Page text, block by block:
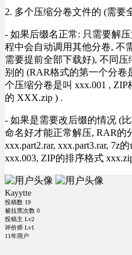
2. 多个压缩分卷文件的 (需要
- 如果后缀名正常: 只需要解
程中会自动调用其他分卷, 不
需要提前全部下载好), 不同
别的 (RAR格式的第一个分卷
个压缩分卷是叫 xxx.001 ,
的 XXX.zip ) .
- 如果是需要改后缀的情况 (
命名好才能正常解压, RAR的
xxx.part2.rar, xxx.part3.rar, 7z
xxx.003, ZIP的排序格式
Kayytte
投稿数 19
被拉黑次数 0
投稿主 Lv2
评价师 Lv1
11年用户